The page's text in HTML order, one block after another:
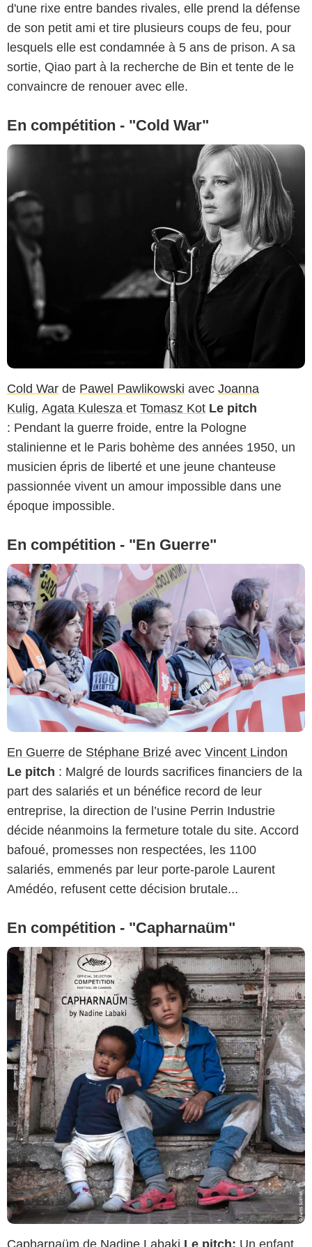
d'une rixe entre bandes rivales, elle prend la défense
de son petit ami et tire plusieurs coups de feu, pour
lesquels elle est condamnée à 5 ans de prison. A sa
sortie, Qiao part à la recherche de Bin et tente de le
convaincre de renouer avec elle.
En compétition - "Cold War"
Cold War de Pawel Pawlikowski avec Joanna
Kulig, Agata Kulesza et Tomasz Kot Le pitch
: Pendant la guerre froide, entre la Pologne
stalinienne et le Paris bohème des années 1950, un
musicien épris de liberté et une jeune chanteuse
passionnée vivent un amour impossible dans une
époque impossible.
En compétition - "En Guerre"
En Guerre de Stéphane Brizé avec Vincent Lindon
Le pitch : Malgré de lourds sacrifices financiers de la
part des salariés et un bénéfice record de leur
entreprise, la direction de l’usine Perrin Industrie
décide néanmoins la fermeture totale du site. Accord
bafoué, promesses non respectées, les 1100
salariés, emmenés par leur porte‑parole Laurent
Amédéo, refusent cette décision brutale...
En compétition - "Capharnaüm"
Capharnaüm de Nadine Labaki Le pitch: Un enfant